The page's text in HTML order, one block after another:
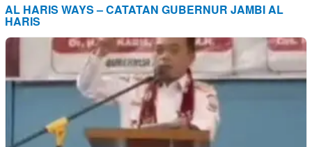
AL HARIS WAYS – CATATAN GUBERNUR JAMBI AL
HARIS